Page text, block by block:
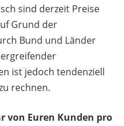
sind derzeit Preise
Grund der
Bund und Länder
ist jedoch tendenziell
rechnen.
von Euren Kunden pro